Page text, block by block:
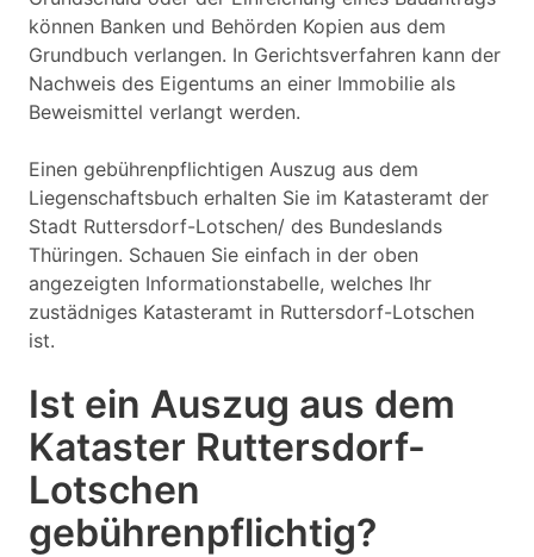
können Banken und Behörden Kopien aus dem
Grundbuch verlangen. In Gerichtsverfahren kann der
Nachweis des Eigentums an einer Immobilie als
Beweismittel verlangt werden.
Einen gebührenpflichtigen Auszug aus dem
Liegenschaftsbuch erhalten Sie im Katasteramt der
Stadt Ruttersdorf-Lotschen/ des Bundeslands
Thüringen. Schauen Sie einfach in der oben
angezeigten Informationstabelle, welches Ihr
zustädniges Katasteramt in Ruttersdorf-Lotschen
ist.
Ist ein Auszug aus dem
Kataster Ruttersdorf-
Lotschen
gebührenpflichtig?